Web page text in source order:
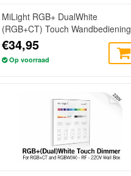
MiLight RGB+ DualWhite
(RGB+CT) Touch Wandbediening
Opbouw, 8-zones, RF, 2xAAA
€34,95
Op voorraad